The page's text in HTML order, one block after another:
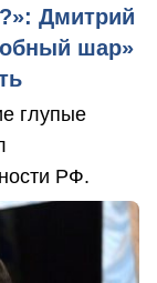
Дмитрий
шар»
глупые
РФ.